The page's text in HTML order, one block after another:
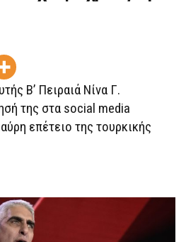
ΚΡΑΤΆΕΙ
52
ΟΛΌΚΛΗΡΑ
ΧΡΌΝΙΑ
–
ΈΧΟΥΜΕ
ΧΡΈΟΣ
ΤΗΝ
Β’ Πειραιά Νίνα Γ.
της στα social media
επέτειο της τουρκικής